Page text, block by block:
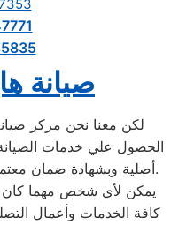
صيانة
لكن معنا نحن مركز
الحصول علي خدمات الصيانة
أصلية وبشهادة ضمان معتمدة من مركز صيانة هاير المعتمد.
يمكن لأي شخص مهما كان
كافة الخدمات وأعمال